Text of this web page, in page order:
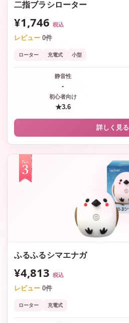
二指ブラシローター
¥1,746 税込
レビュー 0件
ローター 充電式 小型
静音性
-
初心者向け
★3.6
詳しく見る
ふるふるシマエナガ
¥4,813 税込
レビュー 0件
ローター 充電式